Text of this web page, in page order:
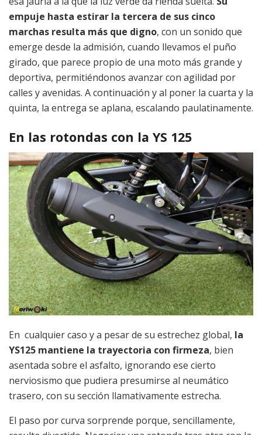
empuje hasta estirar la tercera de sus cinco
marchas resulta más que digno, con un sonido que
emerge desde la admisión, cuando llevamos el puño
girado, que parece propio de una moto más grande y
deportiva, permitiéndonos avanzar con agilidad por
calles y avenidas. A continuación y al poner la cuarta y la
quinta, la entrega se aplana, escalando paulatinamente.
En las rotondas con la YS 125
En cualquier caso y a pesar de su estrechez global, la
YS125 mantiene la trayectoria con firmeza, bien
asentada sobre el asfalto, ignorando ese cierto
nerviosismo que pudiera presumirse al neumático
trasero, con su sección llamativamente estrecha.
El paso por curva sorprende porque, sencillamente,